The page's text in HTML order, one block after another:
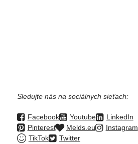
Sledujte nás na sociálnych sieťach:
Facebook Youtube
LinkedIn
Pinterest
Melds.eu
Instagram
TikTok
Twitter